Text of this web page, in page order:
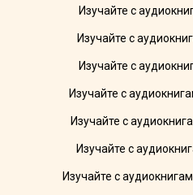
Изучайте с
Изучайте с
Изучайте с
Изучайте с
Изучайте с
Изучайте с
Изучайте с